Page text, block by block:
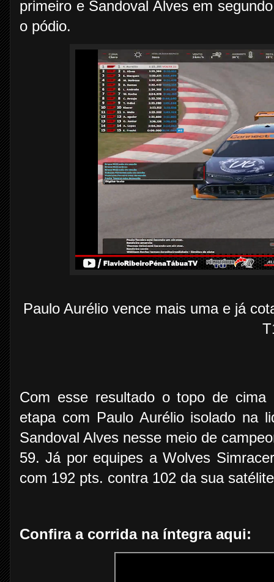
primeiro e Sandoval Alves em
o pódio.
Paulo Aurélio vence mais uma e já
Com esse resultado o topo de
etapa com Paulo Aurélio isolado na
Sandoval Alves nesse meio de
59. Já por equipes a Wolves
com 192 pts. contra 102 da sua
Confira a corrida na íntegra aqui: